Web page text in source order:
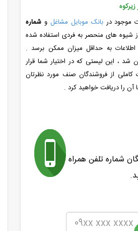
موجود دربانک موبایل مشاغل و شماره
شیوه های منحصر به فردی استفاده شده
به حداقل میزان ممکن برسد .
شد ، این لیستی که در اختیار شما قرار
کاملی از فروشندگان صنف مورد نظرتان
را دریافت خواهید کرد .
شماره تلفن همراه